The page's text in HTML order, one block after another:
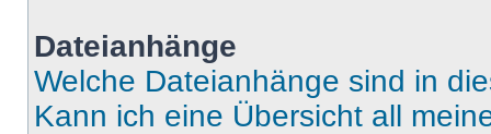
Dateianhänge
Welche Dateianhänge sind in
Kann ich eine Übersicht all